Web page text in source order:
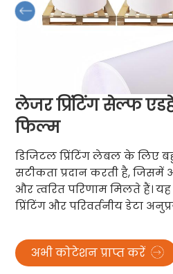
लेजर प्रिंटिंग सेल्फ
फिल्म
डिजिटल प्रिंटिंग लेबल के लिए
सटीकता प्रदान करती है, जिसमें
और त्वरित परिणाम मिलते हैं।
प्रिंटिंग और परिवर्तनीय डेटा
अभी कोटेशन प्राप्त करें